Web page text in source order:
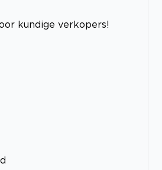
kundige verkopers!